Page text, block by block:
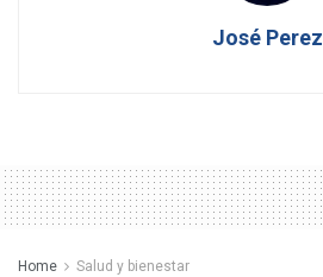
José Perez
Home Salud y bienestar